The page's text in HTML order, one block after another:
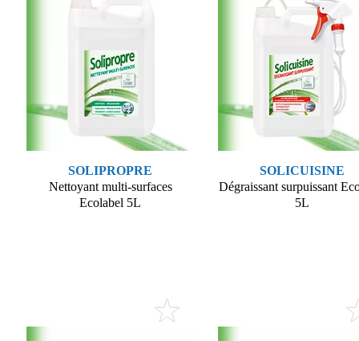
SOLIPROPRE
Nettoyant multi-surfaces
Ecolabel 5L
SOLICUISINE
Dégraissant surpuissant
5L